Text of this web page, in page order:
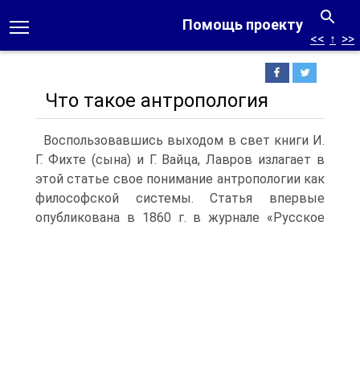
Помощь проекту
<< ↑ >>
Что такое антропология
Воспользовавшись выходом в свет книги И.
Г. Фихте (сына) и Г. Вайца, Лавров излагает в
этой статье свое понимание антропологии как
философской системы. Статья впервые
опубликована в 1860 г. в журнале «Русское